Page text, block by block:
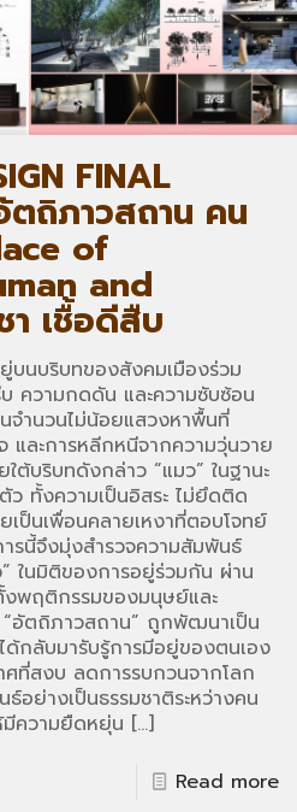
FINAL
ตถิภาวสถาน คน
of
and
เชื้อดีสืบ
บนบริบทของสังคมเมืองร่วม
ความกดดัน และความซับซ้อน
จำนวนไม่น้อยแสวงหาพื้นที่
และการหลีกหนีจากความวุ่นวาย
ต้บริบทดังกล่าว “แมว” ในฐานะ
ทั้งความเป็นอิสระ ไม่ยึดติด
เป็นเพื่อนคลายเหงาที่ตอบโจทย์
รนี้จึงมุ่งสำรวจความสัมพันธ์
ในมิติของการอยู่ร่วมกัน ผ่าน
พฤติกรรมของมนุษย์และ
อัตถิภาวสถาน” ถูกพัฒนาเป็น
ด้กลับมารับรู้การมีอยู่ของตนเอง
ที่สงบ ลดการรบกวนจากโลก
อย่างเป็นธรรมชาติระหว่างคน
ความยืดหยุ่น […]
Read more